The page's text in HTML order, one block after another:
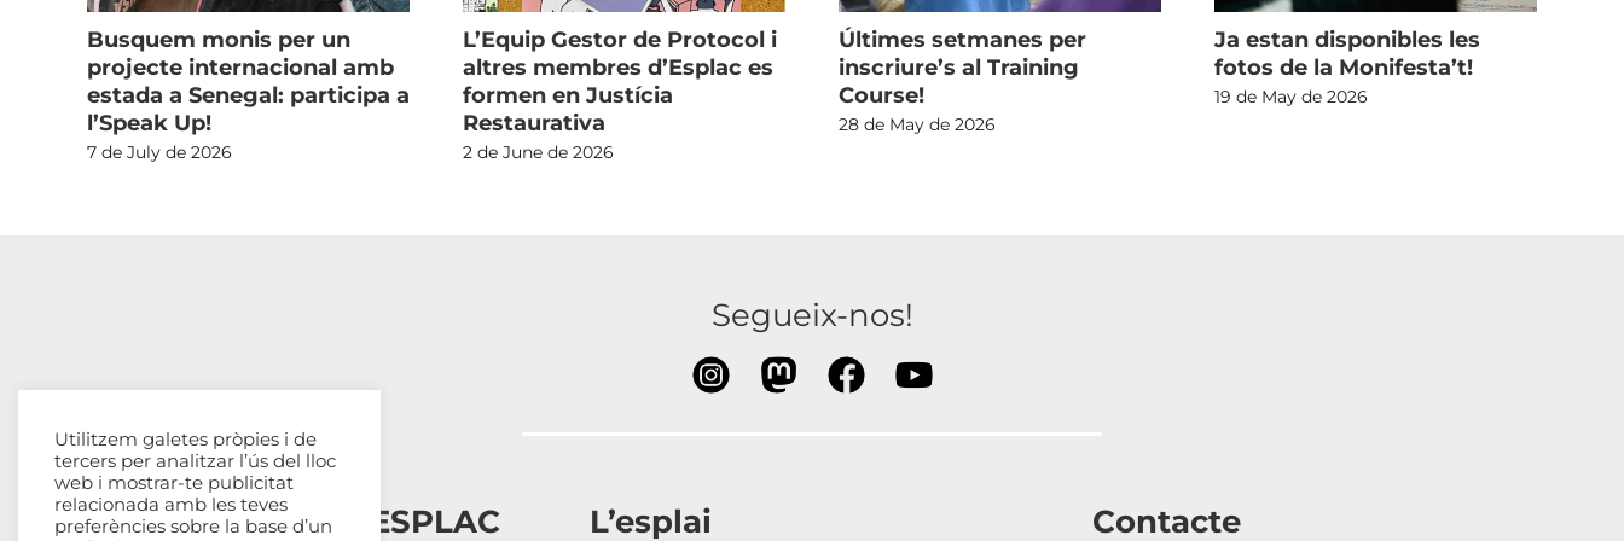
Busquem monis per un
projecte internacional amb
estada a Senegal: participa a
l’Speak Up!
7 de July de 2026
L’Equip Gestor de Protocol i
altres membres d’Esplac es
formen en Justícia
Restaurativa
2 de June de 2026
Últimes setmanes per
inscriure’s al Training
Course!
28 de May de 2026
Ja estan disponibles les
fotos de la Monifesta’t!
19 de May de 2026
Segueix-nos!
Esplais Catalans, ESPLAC L’esplai Contacte
Utilitzem galetes pròpies i de
tercers per analitzar l’ús del lloc
web i mostrar-te publicitat
relacionada amb les teves
preferències sobre la base d’un